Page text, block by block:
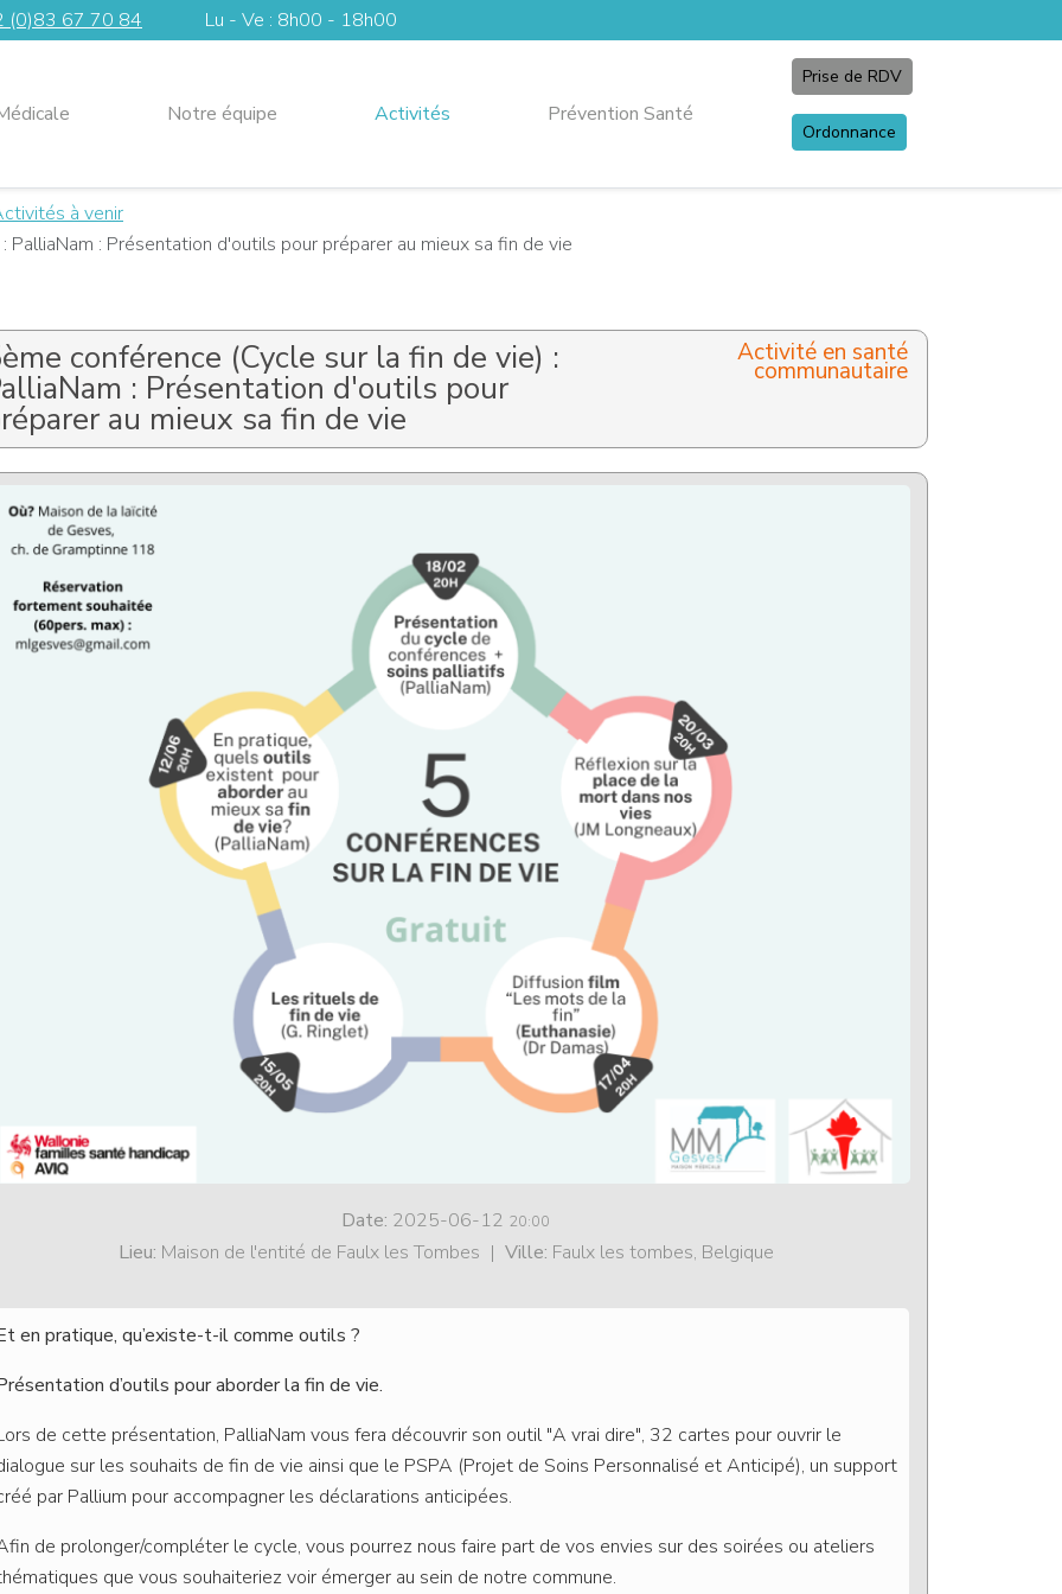
(0)83 67 70 84 Lu - Ve : 8h00 - 18h00
Notre équipe Activités Prévention Santé
Prise de RDV
Ordonnance
à venir
: Présentation d'outils pour préparer au mieux sa fin de vie
conférence (Cycle sur la fin de vie) :
: Présentation d'outils pour
au mieux sa fin de vie
Activité en santé
communautaire
Date: 2025-06-12 20:00
Lieu: Maison de l'entité de Faulx les Tombes | Ville: Faulx les tombes, Belgique
en pratique, qu’existe-t-il comme outils ?
d’outils pour aborder la fin de vie.
de cette présentation, PalliaNam vous fera découvrir son outil "A vrai dire", 32 cartes pour ouvrir le
sur les souhaits de fin de vie ainsi que le PSPA (Projet de Soins Personnalisé et Anticipé), un support
par Pallium pour accompagner les déclarations anticipées.
de prolonger/compléter le cycle, vous pourrez nous faire part de vos envies sur des soirées ou ateliers
que vous souhaiteriez voir émerger au sein de notre commune.